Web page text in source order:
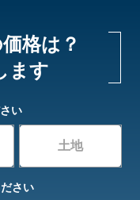
格は？
ます
い
土地
さい